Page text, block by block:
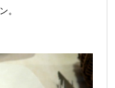
。